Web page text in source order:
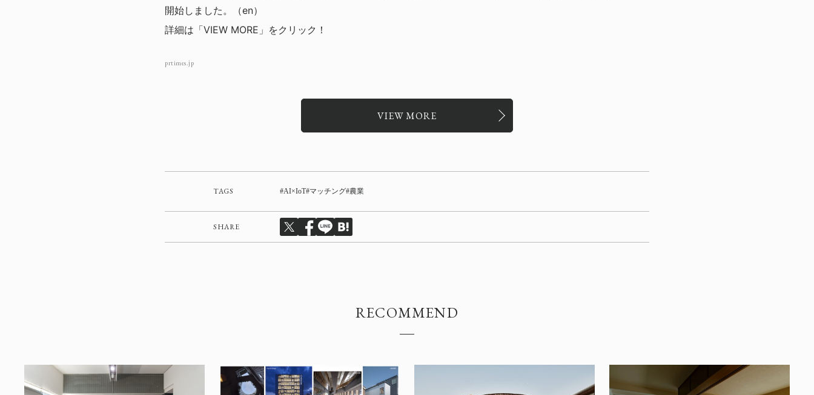
開始しました。（en）
詳細は「VIEW MORE」をクリック！
prtimes.jp
VIEW MORE
TAGS AI×IoT マッチング 農業
SHARE
RECOMMEND